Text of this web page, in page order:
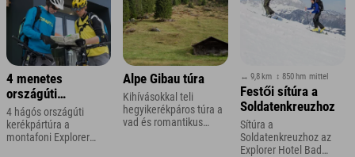
4 menetes
országúti
kerékpártúra
Vorarlbergben
4 hágós országúti
kerékpártúra a
montafoni Explorer
Alpe Gibau túra
Kihívásokkal teli
hegyikerékpáros túra a
vad és romantikus
↔ 9,8 km ↕ 850 hm mittel
Festői sítúra a
Soldatenkreuzhoz
Sítúra a
Soldatenkreuzhoz az
Explorer Hotel Bad